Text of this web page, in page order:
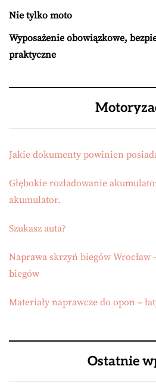
Nie tylko moto
Wyposażenie obowiązkowe,
praktyczne
Jakie dokumenty powinien
Głębokie rozładowanie
akumulator.
Szukasz auta?
Naprawa skrzyń biegów Wrocław
biegów
Materiały naprawcze do opon –
Ostatnie